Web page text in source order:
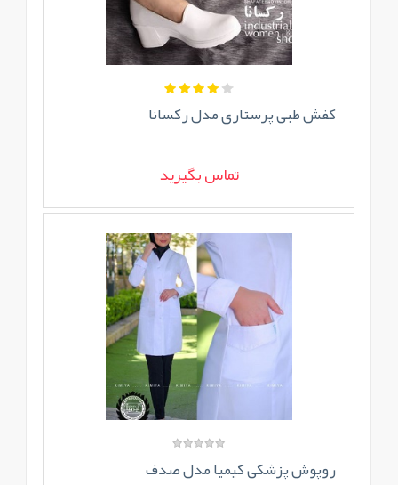
کفش طبی پرستاری مدل رکسانا
تماس بگیرید
روپوش پزشکی کیمیا مدل صدف